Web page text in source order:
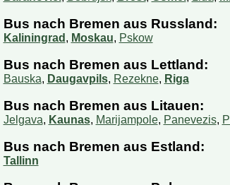
Sind die Informationen auf
Wie viel Gepäck darf ich
Kann ich einen bestimmten
Kann ich mit dem Bus ein
Bus nach Bremen aus Russland:
Kaliningrad , Moskau, Pskow
Bus nach Bremen aus Lettland:
Bauska, Daugavpils, Rezekne, Riga
Bus nach Bremen aus Litauen:
Jelgava, Kaunas, Marijampole, Panevezis,
Bus nach Bremen aus Estland:
Tallinn